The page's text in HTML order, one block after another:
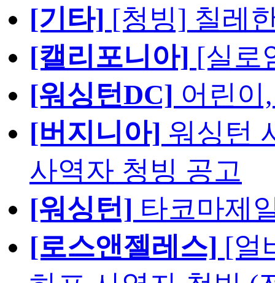
[기타] [청빙] 칠레
[캘리포니아] [실로
[워싱턴DC] 어린이
[버지니아] 워싱턴
사역자 청빙 공고
[워싱턴] 타코마제
[로스앤젤레스] [얼